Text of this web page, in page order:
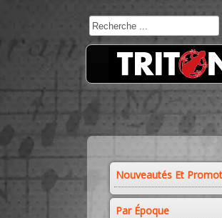
Nouveautés Et
Par Époque